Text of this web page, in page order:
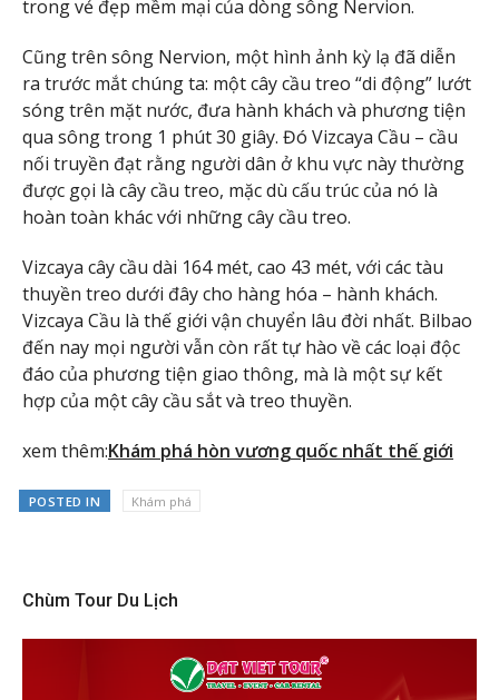
trong vẻ đẹp mềm mại của dòng sông Nervion.
Cũng trên sông Nervion, một hình ảnh kỳ lạ đã diễn
ra trước mắt chúng ta: một cây cầu treo “di động” lướt
sóng trên mặt nước, đưa hành khách và phương tiện
qua sông trong 1 phút 30 giây. Đó Vizcaya Cầu – cầu
nối truyền đạt rằng người dân ở khu vực này thường
được gọi là cây cầu treo, mặc dù cấu trúc của nó là
hoàn toàn khác với những cây cầu treo.
Vizcaya cây cầu dài 164 mét, cao 43 mét, với các tàu
thuyền treo dưới đây cho hàng hóa – hành khách.
Vizcaya Cầu là thế giới vận chuyển lâu đời nhất. Bilbao
đến nay mọi người vẫn còn rất tự hào về các loại độc
đáo của phương tiện giao thông, mà là một sự kết
hợp của một cây cầu sắt và treo thuyền.
xem thêm:Khám phá hòn vương quốc nhất thế giới
POSTED IN Khám phá
Chùm Tour Du Lịch